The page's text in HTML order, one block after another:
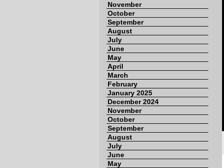
November
October
September
August
July
June
May
April
March
February
January 2025
December 2024
November
October
September
August
July
June
May